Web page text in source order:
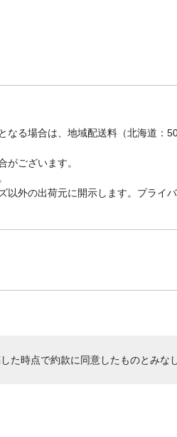
る場合は、地域配送料（北海道
がございます。
外の出荷元に開示します。プライ
た時点で約款に同意したものとみな